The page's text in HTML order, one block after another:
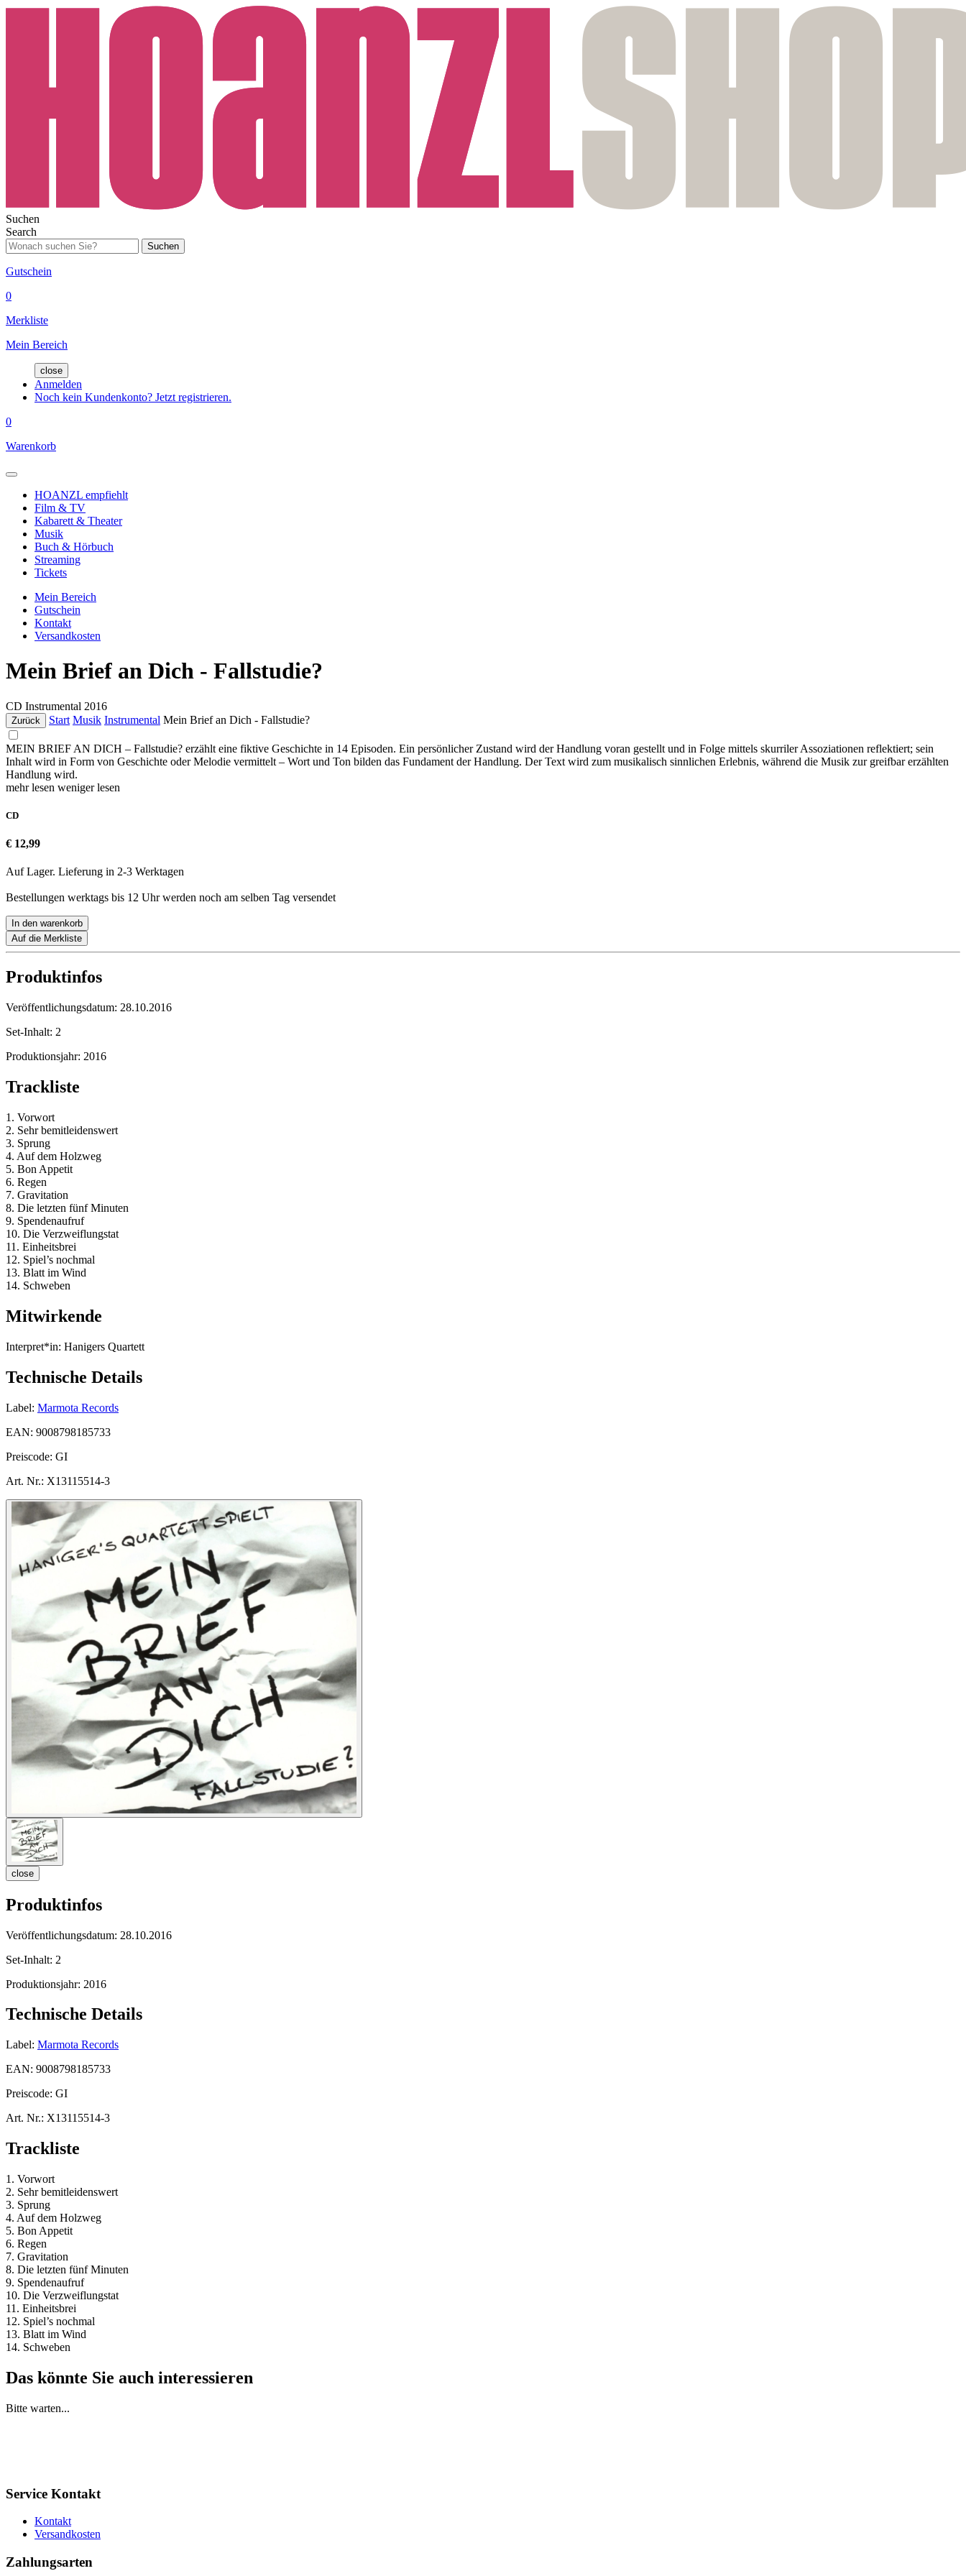
Suchen
Search
Suchen
Gutschein
0
Merkliste
Mein Bereich
close
Anmelden
Noch kein Kundenkonto? Jetzt registrieren.
0
Warenkorb
HOANZL empfiehlt
Film & TV
Kabarett & Theater
Musik
Buch & Hörbuch
Streaming
Tickets
Mein Bereich
Gutschein
Kontakt
Versandkosten
Mein Brief an Dich - Fallstudie?
CD Instrumental 2016
Zurück Start Musik Instrumental Mein Brief an Dich - Fallstudie?
MEIN BRIEF AN DICH – Fallstudie? erzählt eine fiktive Geschichte in 14 Episoden. Ein persönlicher Zustand wird der Handlung voran gestellt und in Folge mittels skurriler Assoziationen reflektiert; sein
Inhalt wird in Form von Geschichte oder Melodie vermittelt – Wort und Ton bilden das Fundament der Handlung. Der Text wird zum musikalisch sinnlichen Erlebnis, während die Musik zur greifbar erzählten
Handlung wird.
mehr lesen weniger lesen
CD
€ 12,99
Auf Lager. Lieferung in 2-3 Werktagen
Bestellungen werktags bis 12 Uhr werden noch am selben Tag versendet
In den warenkorb
Auf die Merkliste
Produktinfos
Veröffentlichungsdatum: 28.10.2016
Set-Inhalt: 2
Produktionsjahr: 2016
Trackliste
1. Vorwort
2. Sehr bemitleidenswert
3. Sprung
4. Auf dem Holzweg
5. Bon Appetit
6. Regen
7. Gravitation
8. Die letzten fünf Minuten
9. Spendenaufruf
10. Die Verzweiflungstat
11. Einheitsbrei
12. Spiel’s nochmal
13. Blatt im Wind
14. Schweben
Mitwirkende
Interpret*in: Hanigers Quartett
Technische Details
Label: Marmota Records
EAN: 9008798185733
Preiscode: GI
Art. Nr.: X13115514-3
close
Produktinfos
Veröffentlichungsdatum: 28.10.2016
Set-Inhalt: 2
Produktionsjahr: 2016
Technische Details
Label: Marmota Records
EAN: 9008798185733
Preiscode: GI
Art. Nr.: X13115514-3
Trackliste
1. Vorwort
2. Sehr bemitleidenswert
3. Sprung
4. Auf dem Holzweg
5. Bon Appetit
6. Regen
7. Gravitation
8. Die letzten fünf Minuten
9. Spendenaufruf
10. Die Verzweiflungstat
11. Einheitsbrei
12. Spiel’s nochmal
13. Blatt im Wind
14. Schweben
Das könnte Sie auch interessieren
Bitte warten...
Service Kontakt
Kontakt
Versandkosten
Zahlungsarten